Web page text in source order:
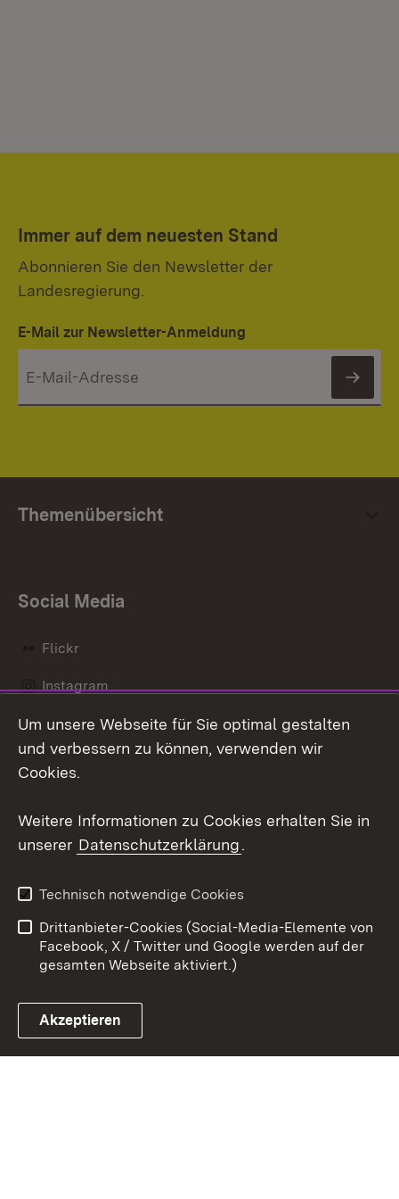
Immer auf dem neuesten Stand
Abonnieren Sie den Newsletter der
Landesregierung.
E-Mail zur Newsletter-Anmeldung
Themenübersicht
Social Media
Flickr
Instagram
Social Wall
Link zum Landesportal
Barrierefreiheit
Benutzungshinweise
Impressum
Cookies
Um unsere Webseite für Sie optimal gestalten
und verbessern zu können, verwenden wir
Cookies.
Weitere Informationen zu Cookies erhalten Sie in
unserer Datenschutzerklärung.
Technisch notwendige Cookies
Drittanbieter-Cookies (Social-Media-Elemente von
Facebook, X / Twitter und Google werden auf der
gesamten Webseite aktiviert.)
Akzeptieren